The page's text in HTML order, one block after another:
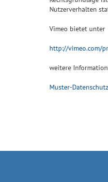
Nutzerverhalten
Vimeo bietet unter
http://vimeo.com/
weitere
Muster-